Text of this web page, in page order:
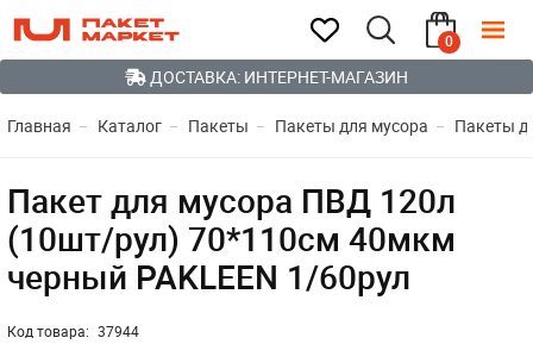
0
ДОСТАВКА: ИНТЕРНЕТ-МАГАЗИН
Главная Каталог Пакеты Пакеты для мусора Пакеты
Пакет для мусора ПВД 120л
(10шт/рул) 70*110см 40мкм
черный PAKLEEN 1/60рул
Код товара: 37944